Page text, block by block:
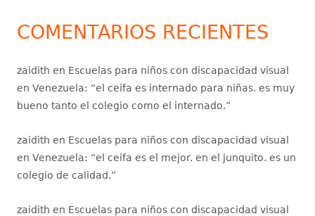
COMENTARIOS RECIENTES
zaidith en Escuelas para niños con discapacidad visual
en Venezuela: “el ceifa es internado para niñas. es muy
bueno tanto el colegio como el internado.”
zaidith en Escuelas para niños con discapacidad visual
en Venezuela: “el ceifa es el mejor. en el junquito. es un
colegio de calidad.”
zaidith en Escuelas para niños con discapacidad visual